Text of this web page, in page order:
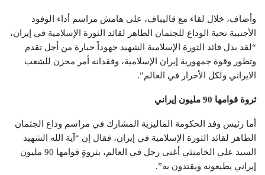
وأضاف، خلال لقاء مع قاليباف، على هامش مراسم أداء الوفود
الأجنبية تحية الوداع للجثمان الطاهر لقائد الثورة الإسلامية في إيران،
“لقد بذل قائد الثورة الإسلامية الشهيد جهوداً جبارة من أجل تقدم
وتطور وقوة جمهورية إيران الإسلامية، وفقدانه أمر محزن للشعب
الايراني ولكل الأحرار في العالم”.
ثروة قوامها 90 مليون إيراني
أما رئيس وفد الحكومة الماليزية المشارك في مراسم وداع الجثمان
الطاهر لقائد الثورة الإسلامية في إيران، فقال إن “آية الله الشهيد
السيد علي الخامنئي أغنى رجل في العالم، بثروةٍ قوامها 90 مليون
إيراني يطيعونه ويقتدون به”.